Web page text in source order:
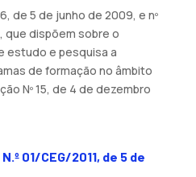
de 5 de junho de 2009, e nº
que dispõem sobre o
estudo e pesquisa a
de formação no âmbito
Nº 15, de 4 de dezembro
01/CEG/2011, de 5 de